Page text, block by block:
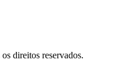
direitos reservados.